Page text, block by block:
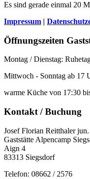
Es sind gerade einmal 20
Impressum |
Öffnungszeiten
Montag / Dienstag:
Mittwoch - Sonntag ab 17
warme Küche von 17:30
Kontakt / Buchung
Josef Florian Reitthaler jun.
Gaststätte Alpencamp
Aign 4
83313 Siegsdorf
Telefon: 08662 / 2576